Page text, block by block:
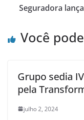
Seguradora
Você
Grupo sedia
pela
julho 2, 2024